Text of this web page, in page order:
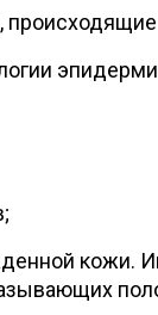
кожи.